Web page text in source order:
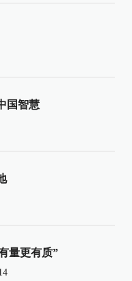
国智慧
量更有质”